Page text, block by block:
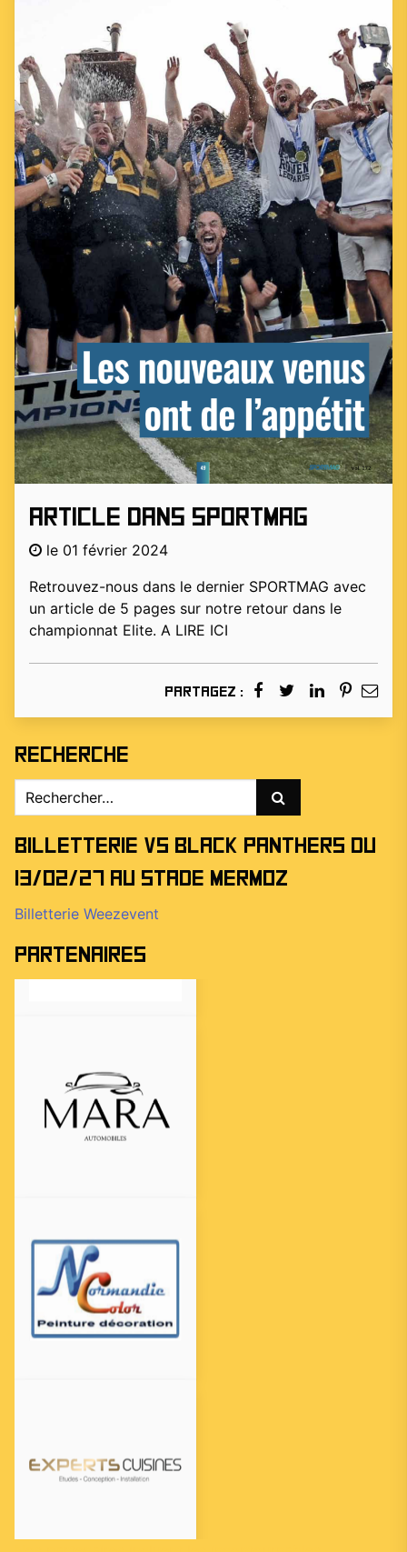
ARTICLE DANS SPORTMAG
le 01 février 2024
Retrouvez-nous dans le dernier SPORTMAG avec
un article de 5 pages sur notre retour dans le
championnat Elite. A LIRE ICI
Partagez :
Recherche
Rechercher :
Billetterie vs Black Panthers du
13/02/27 au stade Mermoz
Billetterie Weezevent
Partenaires